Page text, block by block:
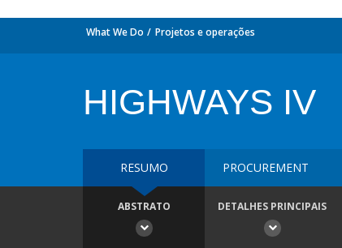
What We Do Projetos e operações
HIGHWAYS IV
RESUMO PROCUREMENT
ABSTRATO DETALHES PRINCIPAIS